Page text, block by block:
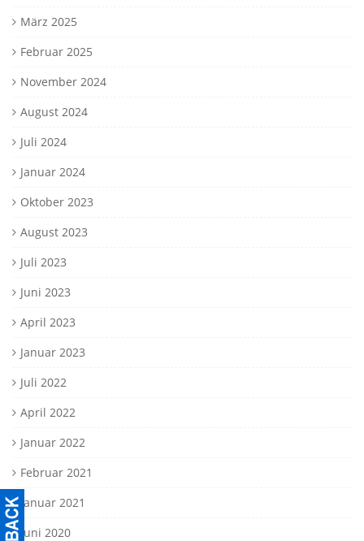
März 2025
Februar 2025
November 2024
August 2024
Juli 2024
Januar 2024
Oktober 2023
August 2023
Juli 2023
Juni 2023
April 2023
Januar 2023
Juli 2022
April 2022
Januar 2022
Februar 2021
Januar 2021
Juni 2020